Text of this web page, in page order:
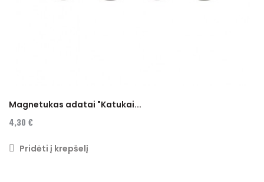
Magnetukas adatai "Katukai...
4,30 €
Pridėti į krepšelį